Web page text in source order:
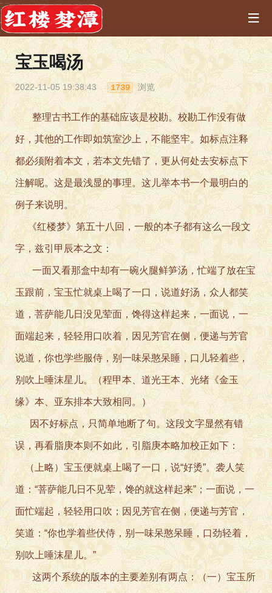
宝玉喝汤
2022-11-05 19:38:43 1739 浏览
整理古书工作的基础应该是校勘。校勘工作没有做
好，其他的工作即如筑室沙上，不能坚牢。如标点注释
都必须附着本文，若本文先错了，更从何处去安标点下
注解呢。这是最浅显的事理。这儿举本书一个最明白的
例子来说明。
《红楼梦》第五十八回，一般的本子都有这么一段文
字，兹引甲辰本之文：
一面又看那盒中却有一碗火腿鲜笋汤，忙端了放在宝
玉跟前，宝玉忙就桌上喝了一口，说道好汤，众人都笑
道，菩萨能几日没见荤面，馋得这样起来，一面说，一
面端起来，轻轻用口吹着，因见芳官在侧，便递与芳官
说道，你也学些服侍，别一味呆憨呆睡，口儿轻着些，
别吹上唾沫星儿。（程甲本、道光王本、光绪《金玉
缘》本、亚东排本大致相同。）
因不好标点，只简单地断了句。这段文字显然有错
误，再看脂庚本则不如此，引脂庚本略加校正如下：
（上略）宝玉便就桌上喝了一口，说“好烫”。袭人笑
道：“菩萨能几日不见荤，馋的就这样起来”；一面说，一
面忙端起，轻轻用口吹；因见芳官在侧，便递与芳官，
笑道：“你也学着些伏侍，别一味呆憨呆睡，口劲轻着，
别吹上唾沫星儿。”
这两个系统的版本的主要差别有两点：（一）宝玉所